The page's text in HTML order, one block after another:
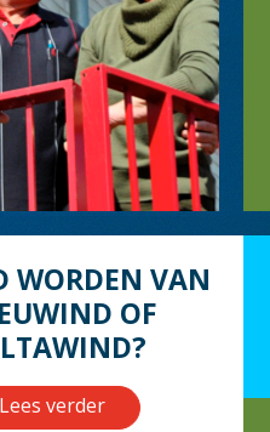
WORDEN VAN
OF
Lees verder